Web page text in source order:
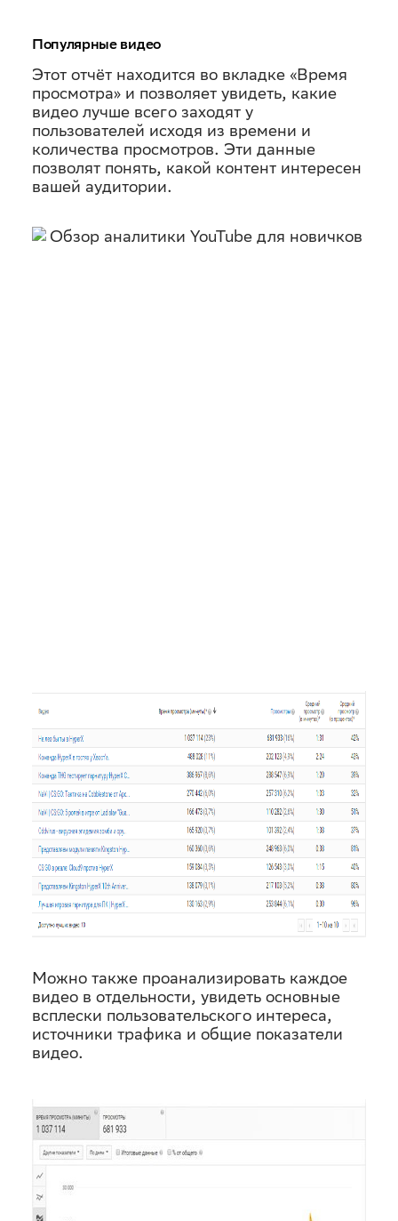
Популярные видео
Этот отчёт находится во вкладке «Время
просмотра» и позволяет увидеть, какие
видео лучше всего заходят у
пользователей исходя из времени и
количества просмотров. Эти данные
позволят понять, какой контент интересен
вашей аудитории.
Можно также проанализировать каждое
видео в отдельности, увидеть основные
всплески пользовательского интереса,
источники трафика и общие показатели
видео.